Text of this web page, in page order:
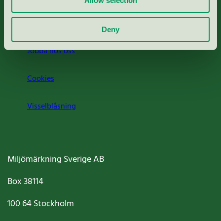
Deny
Jobba hos oss
Cookies
Visselblåsning
Miljömärkning Sverige AB
Box38114
100 64Stockholm